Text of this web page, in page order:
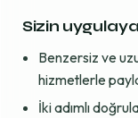
Sizin
Benzersiz ve
hizmetlerle
İki adımlı